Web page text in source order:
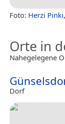
Foto: Herzi Pinki,
Orte in
Nahegelegene
Dorf